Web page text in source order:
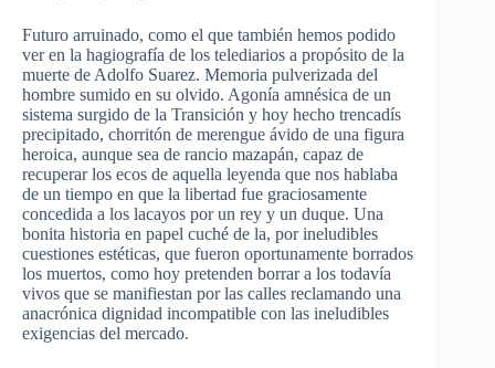
Futuro arruinado, como el que también hemos podido
ver en la hagiografía de los telediarios a propósito de la
muerte de Adolfo Suarez. Memoria pulverizada del
hombre sumido en su olvido. Agonía amnésica de un
sistema surgido de la Transición y hoy hecho trencadís
precipitado, chorritón de merengue ávido de una figura
heroica, aunque sea de rancio mazapán, capaz de
recuperar los ecos de aquella leyenda que nos hablaba
de un tiempo en que la libertad fue graciosamente
concedida a los lacayos por un rey y un duque. Una
bonita historia en papel cuché de la, por ineludibles
cuestiones estéticas, que fueron oportunamente borrados
los muertos, como hoy pretenden borrar a los todavía
vivos que se manifiestan por las calles reclamando una
anacrónica dignidad incompatible con las ineludibles
exigencias del mercado.